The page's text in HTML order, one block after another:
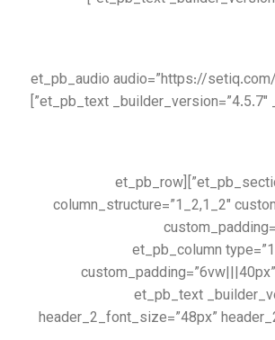
[/et_pb_text][/et_pb_column][et_pb_column type=”1_3″ _builder_version=”3.25″ custom_padding=”|||” custom_padding__hover=”|||”][et_pb_audio
[/et_pb_text][/et_pb_column][/et_pb_row][/et_pb_section][et_pb_section fb_built=”1″ admin_label=”About us” _builder_version=”3.22″ collapsed=”off”][et_pb_row
column_structure=”1_2,1_2″
border_color_all=”rgba(115,39,39,0.06)” use_custom_width=”on”
padding_last_edited=”on|tablet”
header_2_font_size=”48px”